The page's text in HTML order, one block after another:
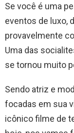
Se você é uma
eventos de luxo,
provavelmente
Uma das
se tornou muito
Sendo atriz e
focadas em sua
icônico filme de